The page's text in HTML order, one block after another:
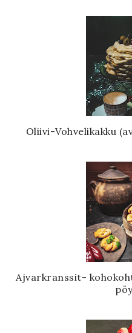
Oliivi-Vohvelikakku
Ajvarkranssit-